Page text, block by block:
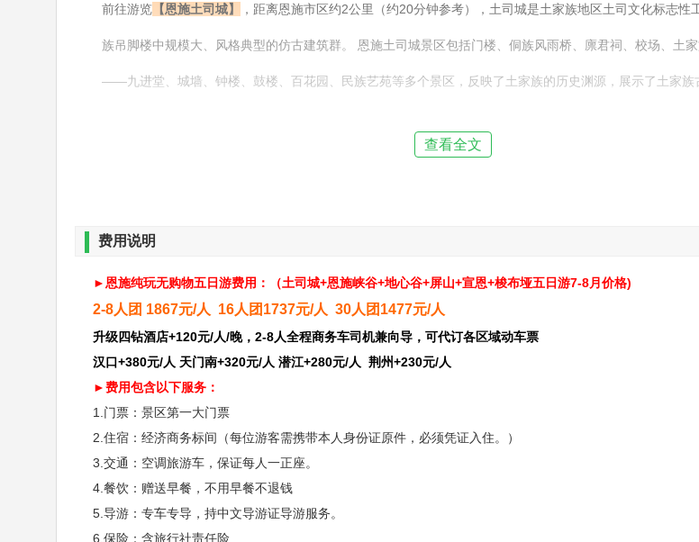
前往游览 【恩施土司城】 ，距离恩施市区约2公里（约20分钟参考），土司城是土家族地区土司文化标志性
族吊脚楼中规模大、风格典型的仿古建筑群。 恩施土司城景区包括门楼、侗族风雨桥、廪君祠、校场、土
——九进堂、城墙、钟楼、鼓楼、百花园、民族艺苑等多个景区，反映了土家族的历史渊源，展示了土家族
世间男子不二心，天下女儿第一城！中国恩施土家女儿城，位于湖北省恩施市区七里坪，全国第
第二天 恩施大峡谷
查看全文
费用说明
► 恩施纯玩无购物五日游费用：（土司城+恩施峡谷+地心谷+屏山+宣恩+梭布垭五日游7-8月价格)
2-8人团 1867元/人 16人团1737元/人 30人团1477元/人
升级四钻酒店+120元/人/晚，2-8人全程商务车司机兼向导，可代订各区域动车票
汉口+380元/人 天门南+320元/人 潜江+280元/人 荆州+230元/人
►费用包含以下服务：
1.门票：景区第一大门票
2.住宿：经济商务标间（每位游客需携带本人身份证原件，必须凭证入住。）
3.交通：空调旅游车，保证每人一正座。
4.餐饮：赠送早餐，不用早餐不退钱
5.导游：专车专导，持中文导游证导游服务。
6.保险：含旅行社责任险